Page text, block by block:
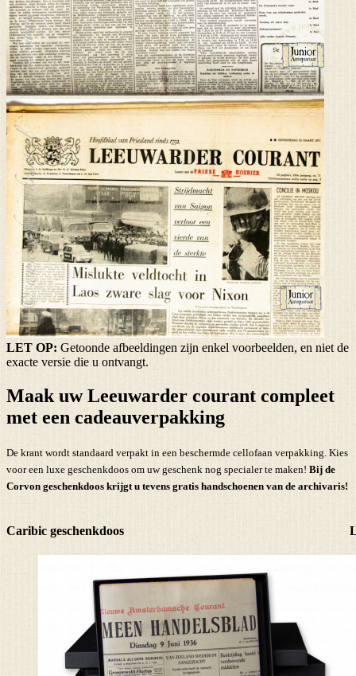
LET OP: Getoonde afbeeldingen zijn enkel voorbeelden, en niet de
exacte versie die u ontvangt.
Maak uw Leeuwarder courant compleet
met een cadeauverpakking
De krant wordt standaard verpakt in een beschermde cellofaan verpakking. Kies
voor een luxe geschenkdoos om uw geschenk nog specialer te maken! Bij de
Corvon geschenkdoos krijgt u tevens gratis handschoenen van de archivaris!
Caribic geschenkdoos